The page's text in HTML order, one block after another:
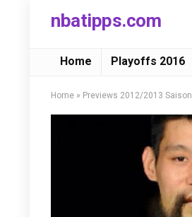
nbatipps.com
Home Playoffs 2016
Home » Previews 2012/2013 Saison